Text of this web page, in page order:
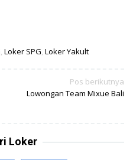
Loker SPG Loker Yakult
Pos berikutnya
Lowongan Team Mixue Bali
Loker